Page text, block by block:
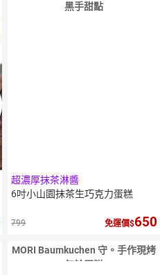
黑手甜點
超濃厚抹茶淋醬
6吋小山園抹茶生巧克力蛋糕
799 免運價 650
MORI Baumkuchen 守。手作現烤
年輪蛋糕